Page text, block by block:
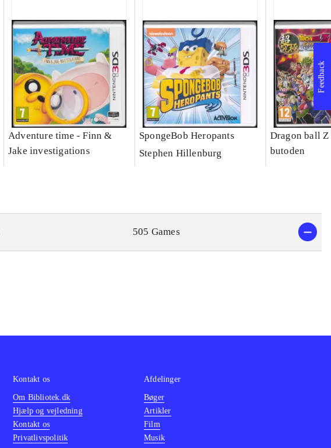
Adventure time - Finn &
Jake investigations
SpongeBob Heropants
Stephen Hillenburg
Dragon ball Z
butoden
505 Games
Feedback
Kontakt os
Om Bibliotek.dk
Hjælp og vejledning
Kontakt os
Privatlivspolitik
Afdelinger
Bøger
Artikler
Film
Musik